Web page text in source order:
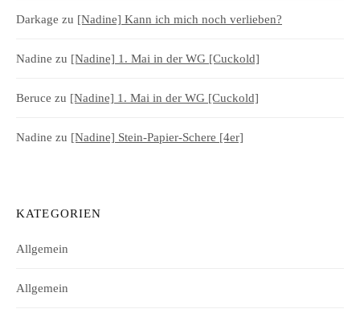
Darkage zu [Nadine] Kann ich mich noch verlieben?
Nadine zu [Nadine] 1. Mai in der WG [Cuckold]
Beruce zu [Nadine] 1. Mai in der WG [Cuckold]
Nadine zu [Nadine] Stein-Papier-Schere [4er]
KATEGORIEN
Allgemein
Allgemein